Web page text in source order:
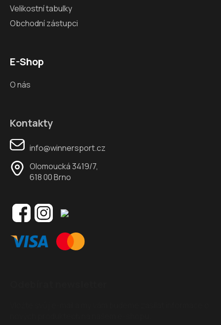
Velikostní tabulky
Obchodní zástupci
E-Shop
O nás
Kontakty
info@winnersport.cz
Olomoucká 3419/7,
618 00 Brno